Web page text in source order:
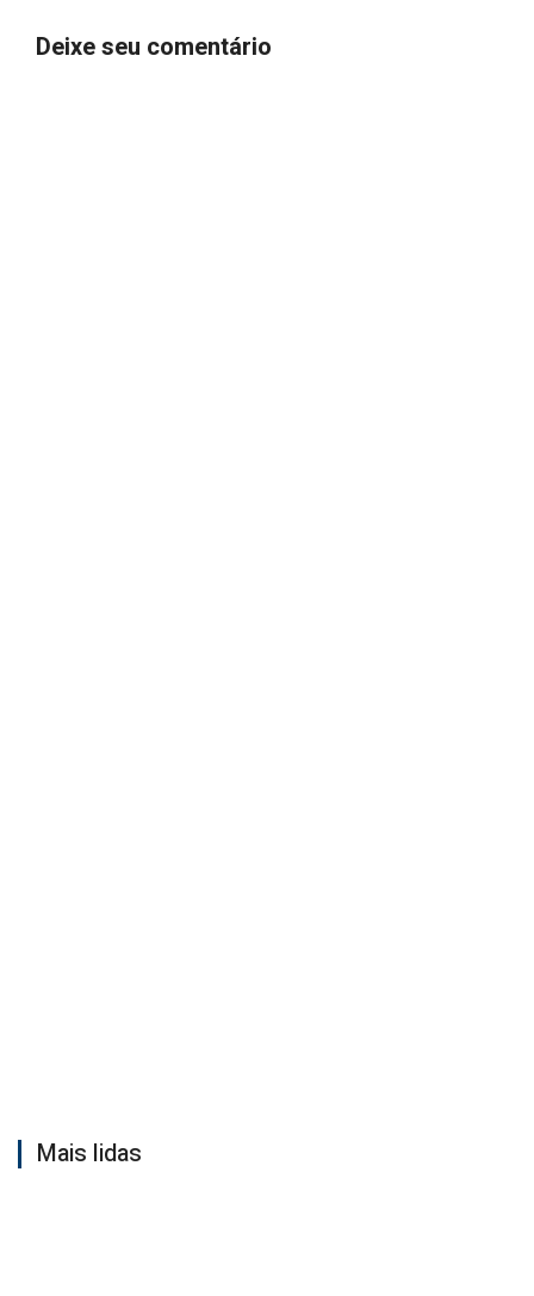
Deixe seu comentário
Mais lidas